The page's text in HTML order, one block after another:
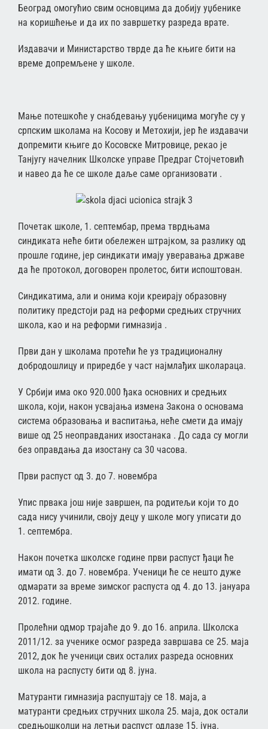
Београд омогућио свим основцима да добију уџбенике
на коришћење и да их по завршетку разреда врате.
Издавачи и Министарство тврде да ће књиге бити на
време допремљене у школе.
Мање потешкоће у снабдевању уџбеницима могуће су у
српским школама на Косову и Метохији, јер ће издавачи
допремити књиге до Косовске Митровице, рекао је
Танјугу начелник Школске управе Предраг Стојчетовић
и навео да ће се школе даље саме организовати .
Почетак школе, 1. септембар, према тврдњама
синдиката неће бити обележен штрајком, за разлику од
прошле године, јер синдикати имају уверавања државе
да ће протокол, договорен пролетос, бити испоштован.
Синдикатима, али и онима који креирају образовну
политику предстоји рад на реформи средњих стручних
школа, као и на реформи гимназија .
Први дан у школама протећи ће уз традиционалну
добродошлицу и приредбе у част најмлађих школараца.
У Србији има око 920.000 ђака основних и средњих
школа, који, након усвајања измена Закона о основама
система образовања и васпитања, неће смети да имају
више од 25 неоправданих изостанака . До сада су могли
без оправдања да изостану са 30 часова.
Први распуст од 3. до 7. новембра
Упис првака још није завршен, па родитељи који то до
сада нису учинили, своју децу у школе могу уписати до
1. септембра.
Након почетка школске године први распуст ђаци ће
имати од 3. до 7. новембра. Ученици ће се нешто дуже
одмарати за време зимског распуста од 4. до 13. јануара
2012. године.
Пролећни одмор трајаће до 9. до 16. априла. Школска
2011/12. за ученике осмог разреда завршава се 25. маја
2012, док ће ученици свих осталих разреда основних
школа на распусту бити од 8. јуна.
Матуранти гимназија распуштају се 18. маја, а
матуранти средњих стручних школа 25. маја, док остали
средњошколци на летњи распуст одлазе 15. јуна.